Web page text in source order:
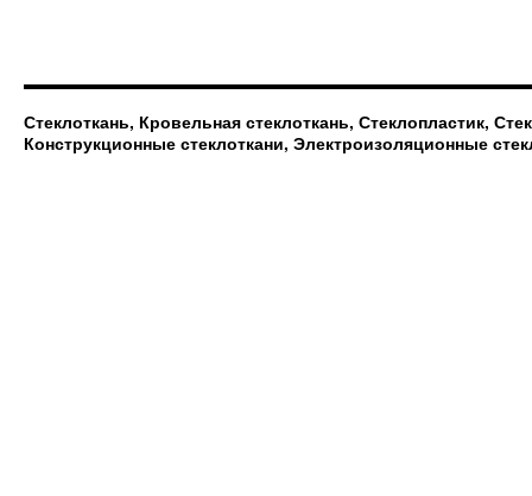
Стеклоткань, Кровельная стеклоткань, Стеклопластик,
Конструкционные стеклоткани, Электроизоляционные